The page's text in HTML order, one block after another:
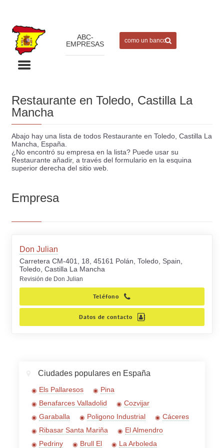
ABC-
EMPRESAS
Restaurante en Toledo, Castilla La
Mancha
Abajo hay una lista de todos Restaurante en Toledo, Castilla La
Mancha, España.
¿No encontró su empresa en la lista? Puede usar su
Restaurante añadir, a través del formulario en la esquina
superior derecha del sitio web.
Empresa
Don Julian
Carretera CM-401, 18, 45161 Polán, Toledo, Spain,
Toledo, Castilla La Mancha
Revisión de Don Julian
Teléfono
Datos de contacto
Ciudades populares en España
Els Pallaresos
Pina
Benafarces Valladolid
Cozvijar
Garaballa
Poligono Industrial
Cáceres
Ribasar Santa Mariña
El Almendro
Pedriny
Brull El La Arboleda